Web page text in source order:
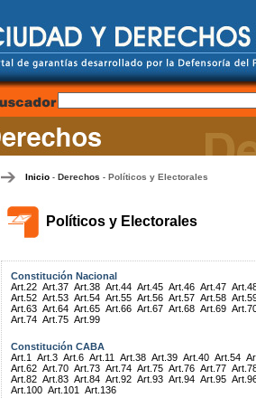
Inicio- Derechos - Políticos y Electorales
Políticos y Electorales
Constitución Nacional
Art.22 Art.37 Art.38 Art.44 Art.45 Art.46 Art.47
Art.52 Art.53 Art.54 Art.55 Art.56 Art.57 Art.58
Art.63 Art.64 Art.65 Art.66 Art.67 Art.68 Art.69
Art.74 Art.75 Art.99
Constitución CABA
Art.1
Art.3 Art.6 Art.11 Art.38 Art.39 Art.40 Art.54
Art.62 Art.70 Art.73 Art.74 Art.75 Art.76 Art.77
Art.82 Art.83 Art.84 Art.92 Art.93 Art.94 Art.95
Art.100 Art.101 Art.136